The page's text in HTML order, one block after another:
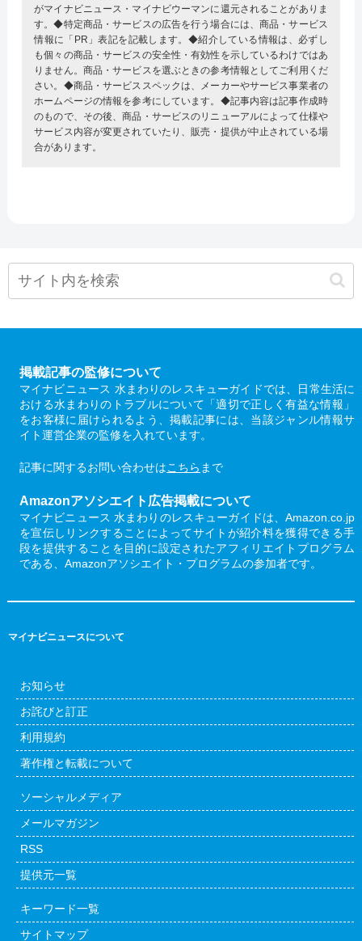
がマイナビニュース・マイナビウーマンに還元されることがありま
す。◆特定商品・サービスの広告を行う場合には、商品・サービス
情報に「PR」表記を記載します。◆紹介している情報は、必ずし
も個々の商品・サービスの安全性・有効性を示しているわけではあ
りません。商品・サービスを選ぶときの参考情報としてご利用くだ
さい。◆商品・サービススペックは、メーカーやサービス事業者の
ホームページの情報を参考にしています。◆記事内容は記事作成時
のもので、その後、商品・サービスのリニューアルによって仕様や
サービス内容が変更されていたり、販売・提供が中止されている場
合があります。
掲載記事の監修について
マイナビニュース 水まわりのレスキューガイドでは、日常生活に
おける水まわりのトラブルについて「適切で正しく有益な情報」
をお客様に届けられるよう、掲載記事には、当該ジャンル情報サ
イト運営企業の監修を入れています。
記事に関するお問い合わせはこちら まで
Amazonアソシエイト広告掲載について
マイナビニュース 水まわりのレスキューガイドは、Amazon.co.jp
を宣伝しリンクすることによってサイトが紹介料を獲得できる手
段を提供することを目的に設定されたアフィリエイトプログラム
である、Amazonアソシエイト・プログラムの参加者です。
マイナビニュースについて
お知らせ
お詫びと訂正
利用規約
著作権と転載について
ソーシャルメディア
メールマガジン
RSS
提供元一覧
キーワード一覧
サイトマップ